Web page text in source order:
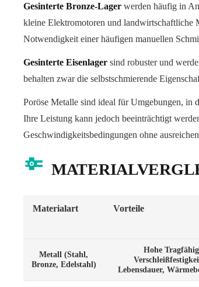
Gesinterte Bronze-Lager werden häufig in
kleine Elektromotoren und landwirtschaftliche
Notwendigkeit einer häufigen manuellen
Gesinterte Eisenlager sind robuster und
behalten zwar die selbstschmierende
Poröse Metalle sind ideal für Umgebungen, in
Ihre Leistung kann jedoch beeinträchtigt
Geschwindigkeitsbedingungen ohne
Materialart Vorteile
Metall (Stahl,
Bronze, Edelstahl)
Hohe
Lebensdauer,